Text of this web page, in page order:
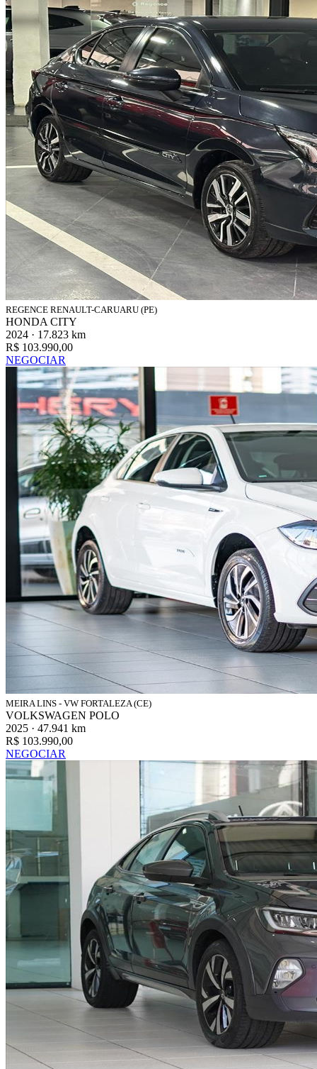
REGENCE RENAULT-CARUARU (PE)
HONDA CITY
2024 · 17.823 km
R$ 103.990,00
NEGOCIAR
MEIRA LINS - VW FORTALEZA (CE)
VOLKSWAGEN POLO
2025 · 47.941 km
R$ 103.990,00
NEGOCIAR